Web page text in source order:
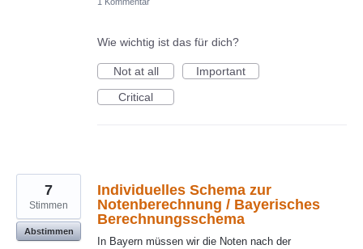
Wie wichtig ist das für dich?
Not at all
Important
Critical
Individuelles Schema zur
Notenberechnung / Bayerisches
Berechnungsschema
In Bayern müssen wir die Noten nach der
7
Stimmen
Abstimmen